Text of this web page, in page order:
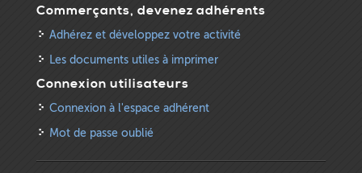
Commerçants, devenez adhérents
Adhérez et développez votre activité
Les documents utiles à imprimer
Connexion utilisateurs
Connexion à l'espace adhérent
Mot de passe oublié